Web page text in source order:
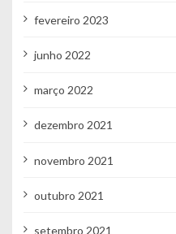
fevereiro 2023
junho 2022
março 2022
dezembro 2021
novembro 2021
outubro 2021
setembro 2021